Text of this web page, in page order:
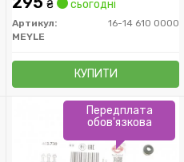
₴ сьогодні
Артикул:
16-14 610 0000
MEYLE
КУПИТИ
Передплата
обов'язкова